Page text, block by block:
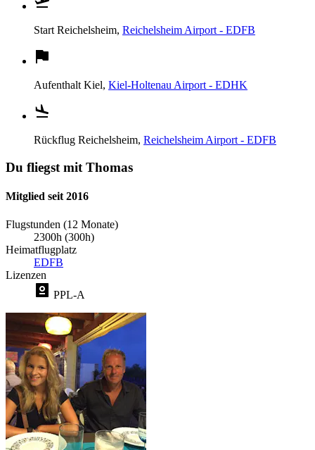
Start Reichelsheim, Reichelsheim Airport - EDFB
Aufenthalt Kiel, Kiel-Holtenau Airport - EDHK
Rückflug Reichelsheim, Reichelsheim Airport - EDFB
Du fliegst mit Thomas
Mitglied seit 2016
Flugstunden (12 Monate)
2300h (300h)
Heimatflugplatz
EDFB
Lizenzen
PPL-A